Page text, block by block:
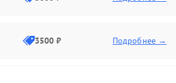
3500 ₽ Подробнее →